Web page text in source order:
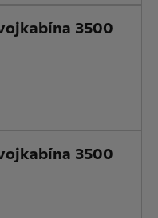
3500
3500